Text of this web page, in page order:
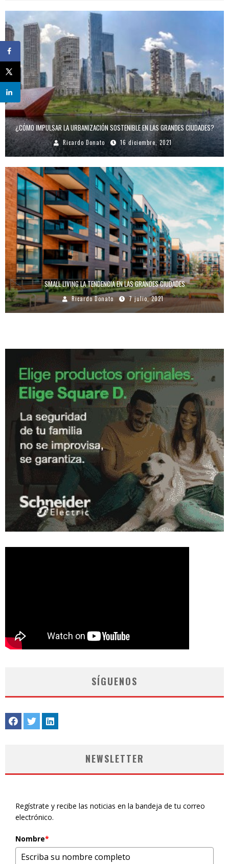
¿CÓMO IMPULSAR LA URBANIZACIÓN SOSTENIBLE EN LAS GRANDES CIUDADES?
Ricardo Donato 16 diciembre, 2021
SMALL LIVING LA TENDENCIA EN LAS GRANDES CIUDADES
Ricardo Donato 7 julio, 2021
SÍGUENOS
NEWSLETTER
Regístrate y recibe las noticias en la bandeja de tu correo
electrónico.
Nombre*